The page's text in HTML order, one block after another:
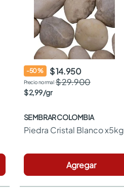
-50%
$ 14.950
$ 29.900
$2,99/gr
SEMBRAR COLOMBIA
Piedra Cristal Blanco x5kg
Agregar